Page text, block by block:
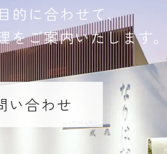
的に合わせて、
をご案内いたします
い合わせ